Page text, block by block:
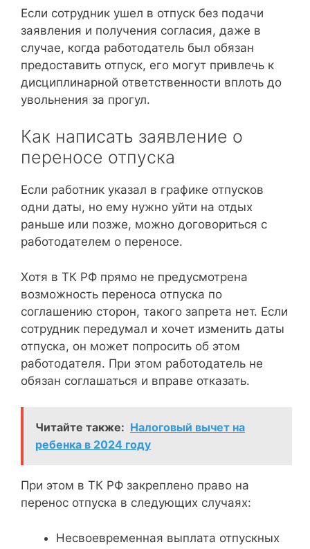
Если сотрудник ушел в отпуск без подачи
заявления и получения согласия, даже в
случае, когда работодатель был обязан
предоставить отпуск, его могут привлечь к
дисциплинарной ответственности вплоть до
увольнения за прогул.
Как написать заявление о
переносе отпуска
Если работник указал в графике отпусков
одни даты, но ему нужно уйти на отдых
раньше или позже, можно договориться с
работодателем о переносе.
Хотя в ТК РФ прямо не предусмотрена
возможность переноса отпуска по
соглашению сторон, такого запрета нет. Если
сотрудник передумал и хочет изменить даты
отпуска, он может попросить об этом
работодателя. При этом работодатель не
обязан соглашаться и вправе отказать.
Читайте также: Налоговый вычет на
ребенка в 2024 году
При этом в ТК РФ закреплено право на
перенос отпуска в следующих случаях:
Несвоевременная выплата отпускных